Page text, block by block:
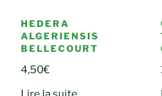
HEDERA
ALGERIENSIS
BELLECOURT
4,50€